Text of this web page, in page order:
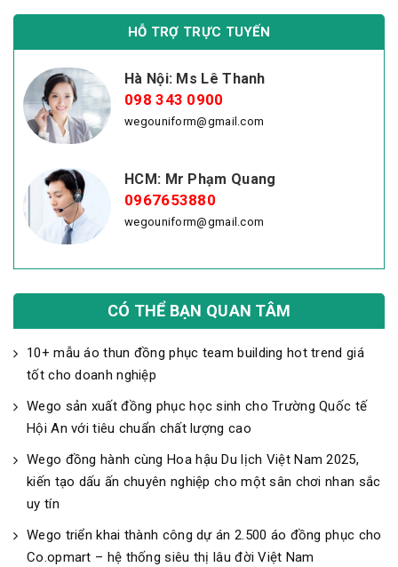
HỖ TRỢ TRỰC TUYẾN
Hà Nội: Ms Lê Thanh
098 343 0900
wegouniform@gmail.com
HCM: Mr Phạm Quang
0967653880
wegouniform@gmail.com
CÓ THỂ BẠN QUAN TÂM
10+ mẫu áo thun đồng phục team building hot trend giá
tốt cho doanh nghiệp
Wego sản xuất đồng phục học sinh cho Trường Quốc tế
Hội An với tiêu chuẩn chất lượng cao
Wego đồng hành cùng Hoa hậu Du lịch Việt Nam 2025,
kiến tạo dấu ấn chuyên nghiệp cho một sân chơi nhan sắc
uy tín
Wego triển khai thành công dự án 2.500 áo đồng phục cho
Co.opmart – hệ thống siêu thị lâu đời Việt Nam